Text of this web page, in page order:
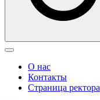
О нас
Контакты
Страница ректора